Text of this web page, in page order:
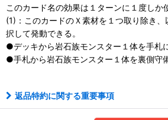
このカード名の効果は１ターンに１度しか
(1)：このカードのＸ素材を１つ取り除き
択して発動できる。
●デッキから岩石族モンスター１体を手札
●手札から岩石族モンスター１体を裏側守
返品特約に関する重要事項